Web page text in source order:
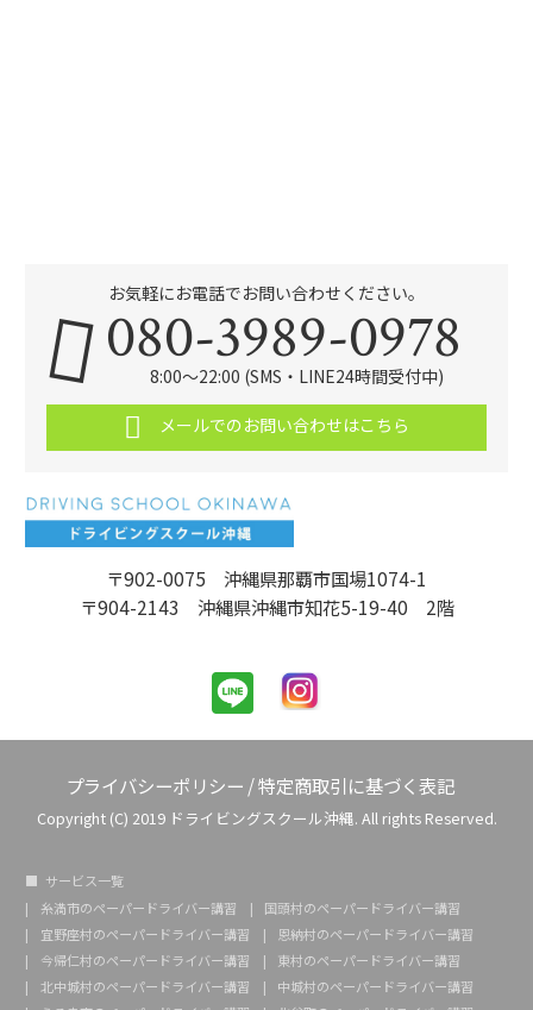
〒902-0075 沖縄県那覇市国場1074-1
〒904-2143 沖縄県沖縄市知花5-19-40 2階
お気軽にお電話でお問い合わせください。
080-3989-0978
8:00～22:00 (SMS・LINE24時間受付中)
メールでのお問い合わせはこちら
プライバシーポリシー /特定商取引に基づく表記
Copyright (C) 2019 ドライビングスクール沖縄. All rights Reserved.
サービス一覧
糸満市のペーパードライバー講習
国頭村のペーパードライバー講習
宜野座村のペーパードライバー講習
恩納村のペーパードライバー講習
今帰仁村のペーパードライバー講習
東村のペーパードライバー講習
北中城村のペーパードライバー講習
中城村のペーパードライバー講習